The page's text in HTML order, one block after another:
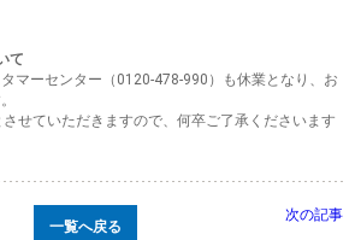
て
マーセンター（0120-478-990）も休業となり、お
せていただきますので、何卒ご了承くださいます
次の記事
一覧へ戻る